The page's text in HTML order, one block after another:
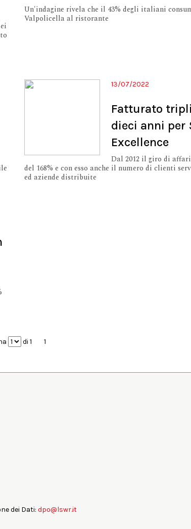
Un'indagine rivela che il 43% degli italiani
Valpolicella al ristorante
13/07/2022
Fatturato
dieci anni per
Excellence
Dal 2012 il giro di
del 168% e con esso anche il numero di clienti
ed aziende distribuite
di 1 1
dei Dati: dpo@lswr.it